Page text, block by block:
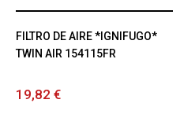
FILTRO DE AIRE *IGNIFUGO*
TWIN AIR 154115FR
19,82 €